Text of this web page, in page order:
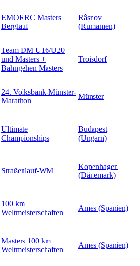
EMORRC Masters
Berglauf
Râșnov
(Rumänien)
Team DM U16/U20
und Masters +
Bahngehen Masters
Troisdorf
24. Volksbank-Münster-
Marathon
Münster
Ultimate
Championships
Budapest
(Ungarn)
Straßenlauf-WM
Kopenhagen
(Dänemark)
100 km
Weltmeisterschaften
Ames (Spanien)
Masters 100 km
Weltmeisterschaften
Ames (Spanien)